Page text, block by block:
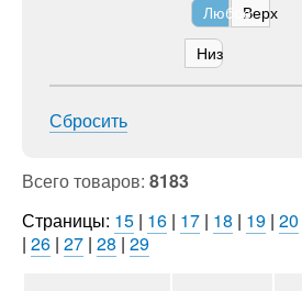
ЛюбоеВерх
Низ
Сбросить
Всего товаров: 8183
Страницы: 15 | 16 | 17 | 18 | 19 | 20
| 26 | 27 | 28 | 29